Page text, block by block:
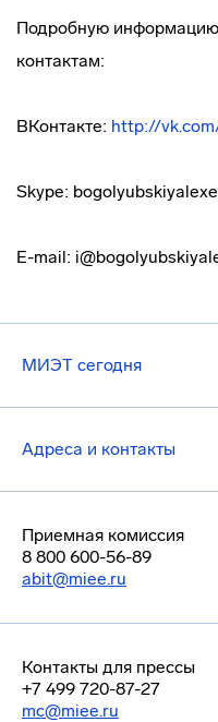
Подробную
контактам:
ВКонтакте: http://
Skype:
E-mail:
МИЭТ сегодня
Адреса и контакты
Приемная комиссия
8 800 600-56-89
abit@miee.ru
Контакты для прессы
+7 499 720-87-27
mc@miee.ru